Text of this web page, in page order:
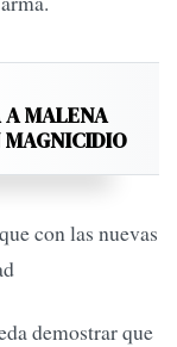
A MALENA
con las nuevas
demostrar que